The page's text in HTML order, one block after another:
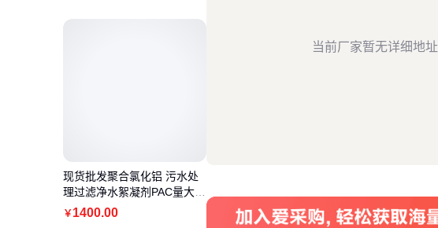
现货批发聚合氯化铝 污水处
理过滤净水絮凝剂PAC量大
价优
￥1400.00
当前厂家暂无详细地址